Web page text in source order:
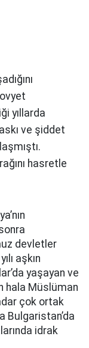
yıllarda
ve şiddet
hasretle
devletler
aşkın
yaşayan ve
hala Müslüman
çok ortak
Bulgaristan’da
idrak